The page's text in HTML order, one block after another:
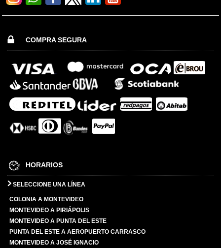
COMPRA SEGURA
HORARIOS
SELECCIONE UNA LÍNEA
COLONIA A MONTEVIDEO
MONTEVIDEO A PIRIÁPOLIS
MONTEVIDEO A PUNTA DEL ESTE
PUNTA DEL ESTE A AEROPUERTO CARRASCO
MONTEVIDEO A JOSÉ IGNACIO